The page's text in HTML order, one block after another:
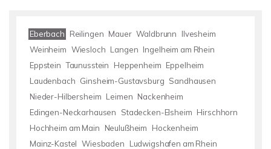
Eberbach Reilingen Mauer Waldbrunn
Ilvesheim
Weinheim Wiesloch Langen Ingelheim am Rhein
Eppstein Taunusstein Heppenheim Eppelheim
Laudenbach Ginsheim-Gustavsburg Sandhausen
Nieder-Hilbersheim Leimen Nackenheim
Edingen-Neckarhausen
Stadecken-Elsheim Hirschhorn
Hochheim am Main
Neulußheim
Hockenheim
Mainz-Kastel Wiesbaden
Ludwigshafen am Rhein